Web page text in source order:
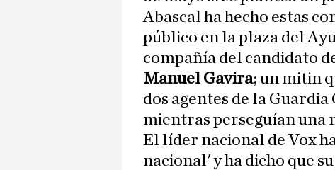
Abascal ha hecho estas
público en la plaza del
compañía del candidato
Manuel Gavira; un mitin
dos agentes de la
mientras perseguían una
El líder nacional de Vox
nacional' y ha dicho que